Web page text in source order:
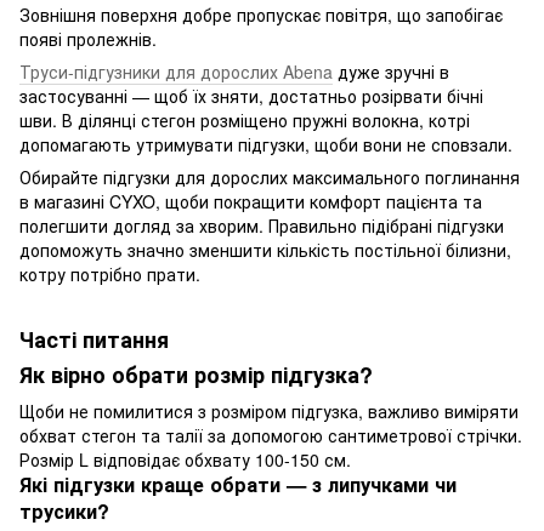
Зовнішня поверхня добре пропускає повітря, що запобігає
появі пролежнів.
Труси-підгузники для дорослих Abena дуже зручні в
застосуванні — щоб їх зняти, достатньо розірвати бічні
шви. В ділянці стегон розміщено пружні волокна, котрі
допомагають утримувати підгузки, щоби вони не сповзали.
Обирайте підгузки для дорослих максимального поглинання
в магазині CYXO, щоби покращити комфорт пацієнта та
полегшити догляд за хворим. Правильно підібрані підгузки
допоможуть значно зменшити кількість постільної білизни,
котру потрібно прати.
Часті питання
Як вірно обрати розмір підгузка?
Щоби не помилитися з розміром підгузка, важливо виміряти
обхват стегон та талії за допомогою сантиметрової стрічки.
Розмір L відповідає обхвату 100-150 см.
Які підгузки краще обрати — з липучками чи
трусики?